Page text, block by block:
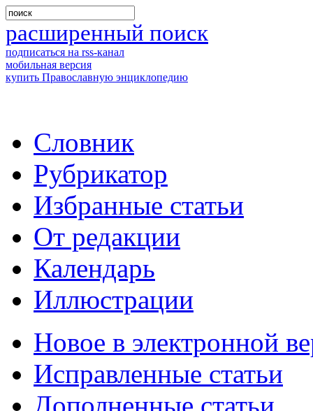
расширенный поиск
подписаться на rss-канал
мобильная версия
купить Православную энциклопедию
Словник
Рубрикатор
Избранные статьи
От редакции
Календарь
Иллюстрации
Новое в электронной
Исправленные статьи